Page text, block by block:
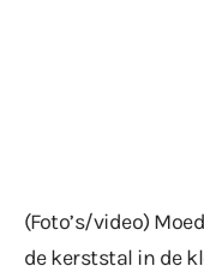
(Foto’s/video)
de kerststal in de